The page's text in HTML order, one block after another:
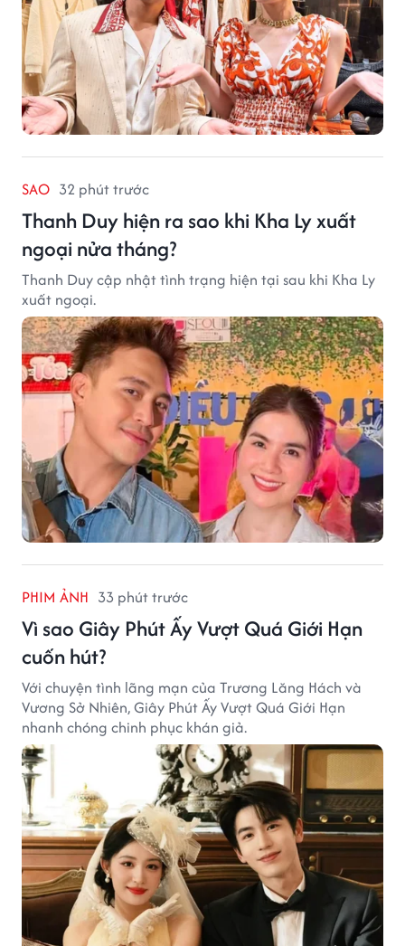
SAO 32 phút trước
Thanh Duy hiện ra sao khi Kha Ly xuất
ngoại nửa tháng?
Thanh Duy cập nhật tình trạng hiện tại sau khi Kha Ly
xuất ngoại.
PHIM ẢNH 33 phút trước
Vì sao Giây Phút Ấy Vượt Quá Giới Hạn
cuốn hút?
Với chuyện tình lãng mạn của Trương Lăng Hách và
Vương Sở Nhiên, Giây Phút Ấy Vượt Quá Giới Hạn
nhanh chóng chinh phục khán giả.